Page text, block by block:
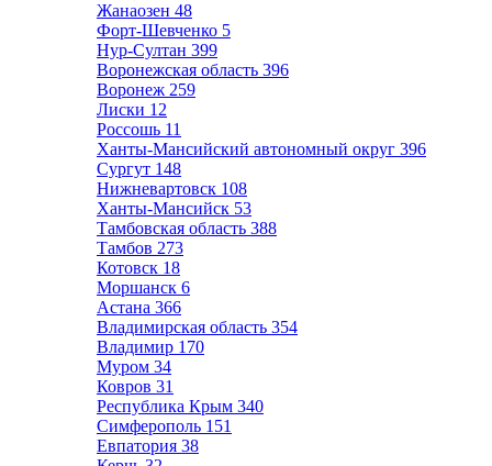
Жанаозен 48
Форт-Шевченко 5
Нур-Султан 399
Воронежская область 396
Воронеж 259
Лиски 12
Россошь 11
Ханты-Мансийский автономный округ 396
Сургут 148
Нижневартовск 108
Ханты-Мансийск 53
Тамбовская область 388
Тамбов 273
Котовск 18
Моршанск 6
Астана 366
Владимирская область 354
Владимир 170
Муром 34
Ковров 31
Республика Крым 340
Симферополь 151
Евпатория 38